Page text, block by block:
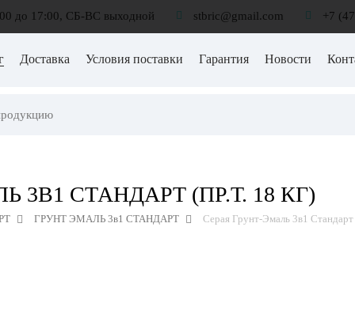
до 17:00, СБ-ВС выходной stbric@gmail.com +7
Доставка Условия поставки Гарантия Новости
3В1 СТАНДАРТ (ПР.Т. 18 КГ)
ГРУНТ ЭМАЛЬ 3в1 СТАНДАРТ Серая Грунт-Эмаль 3в1 Стандарт